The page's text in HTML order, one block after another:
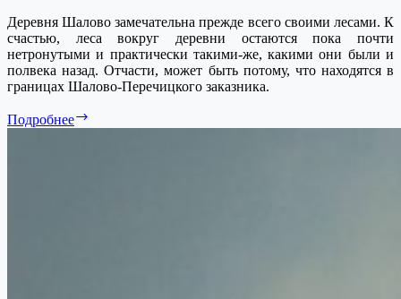
Деревня Шалово замечательна прежде всего своими лесами. К
счастью, леса вокруг деревни остаются пока почти
нетронутыми и практически такими-же, какими они были и
полвека назад. Отчасти, может быть потому, что находятся в
границах Шалово-Перечицкого заказника.
Подробнее
Лесные